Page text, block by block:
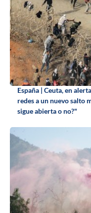
España | Ceuta, en
redes a un nuevo salto
sigue abierta o no?"